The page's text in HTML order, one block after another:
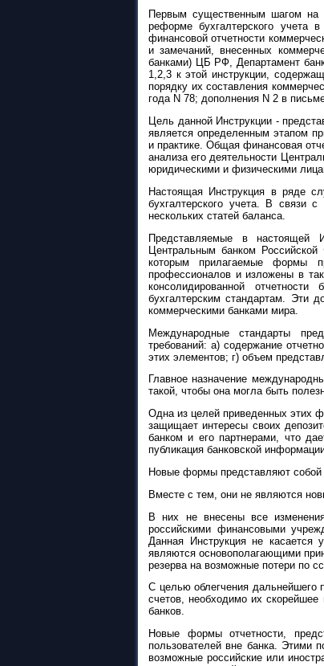
Первым существенным шагом
реформе бухгалтерского учета
финансовой отчетности
и замечаний, внесенных
банками) ЦБ РФ, Департамент
1,2,3 к этой инструкции,
порядку их составления
года N 78; дополнения N 2 в
Цель данной Инструкции -
является определенным этапом
и практике. Общая финансовая
анализа его деятельности
юридическими и физическими
Настоящая Инструкция в ряде
бухгалтерского учета. В связи
нескольких статей баланса.
Представляемые в настоящей
Центральным банком
которым прилагаемые формы
профессионалов и изложены в
консолидированной
бухгалтерским стандартам. Эти
коммерческими банками мира.
Международные стандарты
требований: а) содержание
этих элементов; г) объем
Главное назначение
такой, чтобы она могла быть
Одна из целей приведенных этих
защищает интересы своих
банком и его партнерами, что
публикация банковской
Новые формы представляют собой
Вместе с тем, они не являются
В них не внесены все
российскими финансовыми
Данная Инструкция не касается
являются основополагающими
резерва на возможные потери по
С целью облегчения дальнейшего
счетов, необходимо их
банков.
Новые формы отчетности,
пользователей вне банка. Этими
возможные российские или